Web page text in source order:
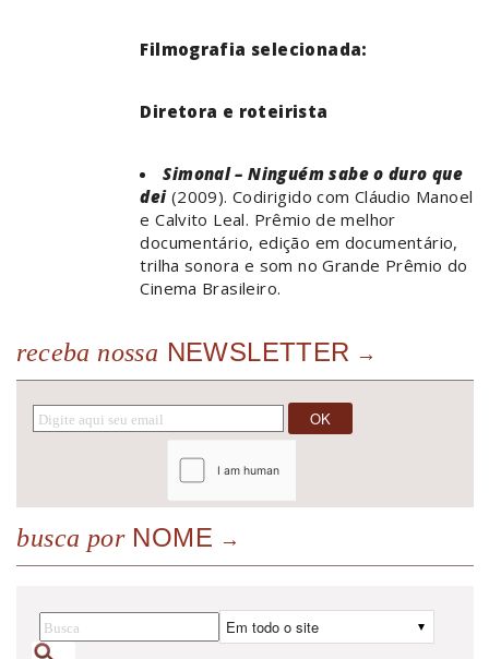
Filmografia selecionada:
Diretora e roteirista
Simonal – Ninguém sabe o duro que
dei(2009). Codirigido com Cláudio Manoel
e Calvito Leal. Prêmio de melhor
documentário, edição em documentário,
trilha sonora e som no Grande Prêmio do
Cinema Brasileiro.
receba nossa NEWSLETTER
busca porNOME